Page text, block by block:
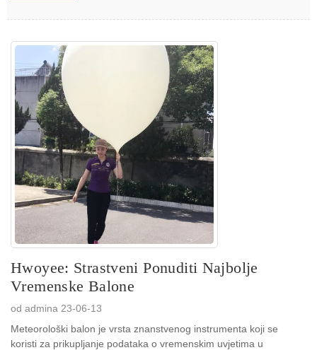
Hwoyee: Strastveni Ponuditi Najbolje
Vremenske Balone
od admina 23-06-13
Meteorološki balon je vrsta znanstvenog instrumenta koji se
koristi za prikupljanje podataka o vremenskim uvjetima u